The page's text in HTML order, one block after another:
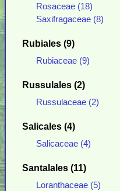
Rosaceae (18)
Saxifragaceae (8)
Rubiales (9)
Rubiaceae (9)
Russulales (2)
Russulaceae (2)
Salicales (4)
Salicaceae (4)
Santalales (11)
Loranthaceae (5)